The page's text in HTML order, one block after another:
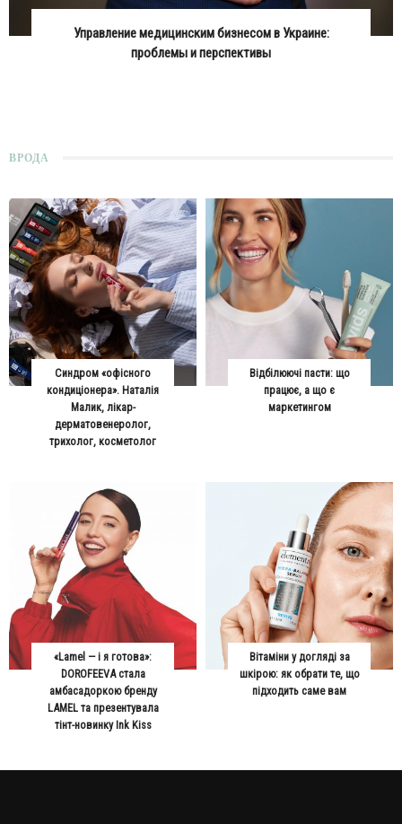
Управление медицинским бизнесом в Украине:
проблемы и перспективы
ВРОДА
Синдром «офісного
кондиціонера». Наталія
Малик, лікар-
дерматовенеролог,
трихолог, косметолог
Відбілюючі пасти: що
працює, а що є
маркетингом
«Lamel — і я готова»:
DOROFEEVA стала
амбасадоркою бренду
LAMEL та презентувала
тінт-новинку Ink Kiss
Вітаміни у догляді за
шкірою: як обрати те, що
підходить саме вам